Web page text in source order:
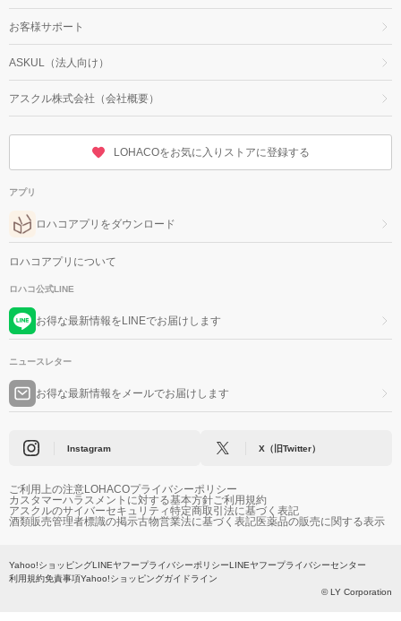
お客様サポート
ASKUL（法人向け）
アスクル株式会社（会社概要）
LOHACOをお気に入りストアに登録する
アプリ
ロハコアプリをダウンロード
ロハコアプリについて
ロハコ公式LINE
お得な最新情報をLINEでお届けします
ニュースレター
お得な最新情報をメールでお届けします
Instagram X（旧Twitter）
ご利用上の注意LOHACOプライバシーポリシー
カスタマーハラスメントに対する基本方針ご利用規約
アスクルのサイバーセキュリティ特定商取引法に基づく表記
酒類販売管理者標識の掲示古物営業法に基づく表記医薬品の販売に関する表示
Yahoo!ショッピングLINEヤフープライバシーポリシーLINEヤフープライバシーセンター
利用規約免責事項Yahoo!ショッピングガイドライン
© LY Corporation